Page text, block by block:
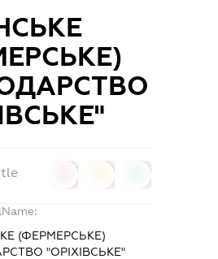
(ФЕРМЕРСЬКЕ)
"ОРІХІВСЬКЕ"